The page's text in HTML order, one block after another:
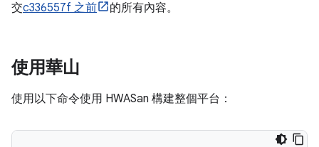
交c336557f 之前 的所有內容。
使用華山
使用以下命令使用 HWASan 構建整個平台：